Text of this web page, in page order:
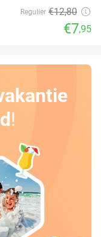
Regulier €12,80
€7,95
!